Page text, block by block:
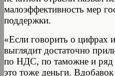
малоэффективность мер
поддержки.
«Если говорить о цифрах
выглядит достаточно
по НДС, по таможне и ряд
это тоже деньги.